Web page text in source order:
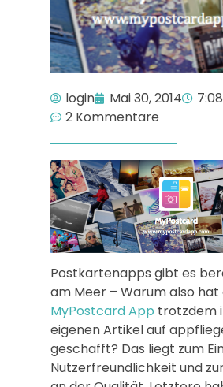
login Mai 30, 2014
2 Kommentare
Postkartenapps gibt es
am Meer – Warum also hat
MyPostcard App trotzdem
eigenen Artikel auf
geschafft? Das liegt zum
Nutzerfreundlichkeit und